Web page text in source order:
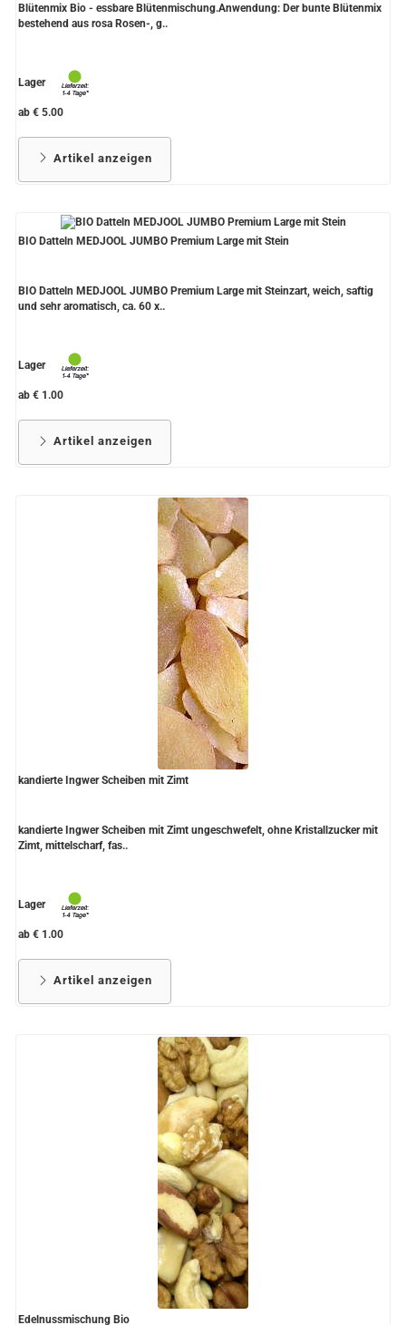
Blütenmix Bio - essbare Blütenmischung.Anwendung: Der bunte Blütenmix
bestehend aus rosa Rosen-, g..
Lager
ab € 5.00
Artikel anzeigen
BIO Datteln MEDJOOL JUMBO Premium Large mit Stein
BIO Datteln MEDJOOL JUMBO Premium Large mit Steinzart, weich, saftig
und sehr aromatisch, ca. 60 x..
Lager
ab € 1.00
Artikel anzeigen
kandierte Ingwer Scheiben mit Zimt
kandierte Ingwer Scheiben mit Zimt ungeschwefelt, ohne Kristallzucker mit
Zimt, mittelscharf, fas..
Lager
ab € 1.00
Artikel anzeigen
Edelnussmischung Bio